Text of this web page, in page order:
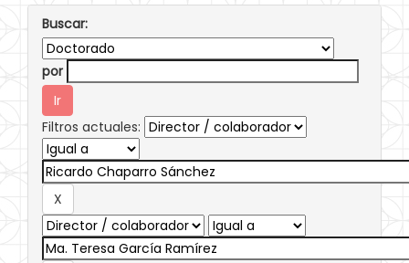
Buscar:
por
Filtros actuales: